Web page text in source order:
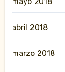
abril 2018
marzo 2018